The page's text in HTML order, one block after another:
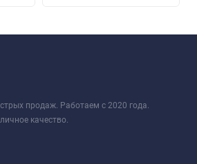
продаж. Работаем с 2020 года.
качество.